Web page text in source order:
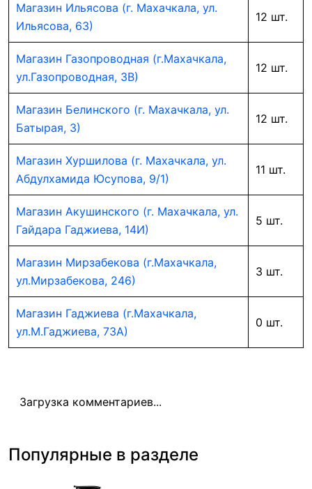
Магазин Ильясова (г. Махачкала, ул.
Ильясова, 63)
12 шт.
Магазин Газопроводная (г.Махачкала,
ул.Газопроводная, 3В)
12 шт.
Магазин Белинского (г. Махачкала, ул.
Батырая, 3)
12 шт.
Магазин Хуршилова (г. Махачкала, ул.
Абдулхамида Юсупова, 9/1)
11 шт.
Магазин Акушинского (г. Махачкала, ул.
Гайдара Гаджиева, 14И)
5 шт.
Магазин Мирзабекова (г.Махачкала,
ул.Мирзабекова, 246)
3 шт.
Магазин Гаджиева (г.Махачкала,
ул.М.Гаджиева, 73А)
0 шт.
Загрузка комментариев...
Популярные в разделе